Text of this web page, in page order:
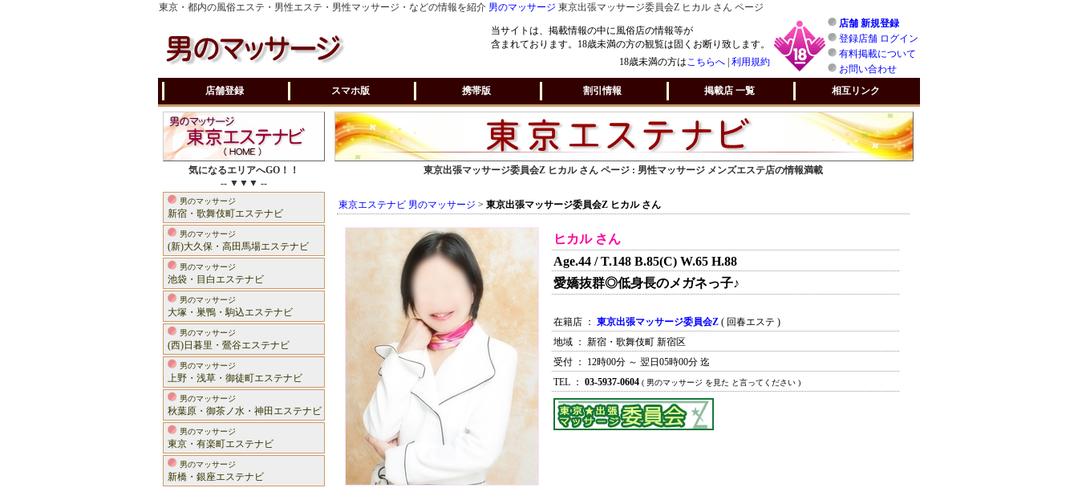
東京・都内の風俗エステ・男性エステ・男性マッサージ・などの情報を紹介 男のマッサージ 東京出張マッサージ委員会Z ヒカル さん ページ
当サイトは、掲載情報の中に風俗店の情報等が
含まれております。18歳未満の方の観覧は固くお断り致します。
18歳未満の方はこちらへ 利用規約
店舗 新規登録
登録店舗 ログイン
有料掲載について
お問い合わせ
店舗登録
スマホ版 携帯版 割引情報 掲載店 一覧 相互リンク
気になるエリアへGO！！
-- ▼▼▼ --
男のマッサージ
新宿・歌舞伎町エステナビ
男のマッサージ
(新)大久保・高田馬場エステナビ
男のマッサージ
池袋・目白エステナビ
男のマッサージ
大塚・巣鴨・駒込エステナビ
男のマッサージ
(西)日暮里・鶯谷エステナビ
男のマッサージ
上野・浅草・御徒町エステナビ
男のマッサージ
秋葉原・御茶ノ水・神田エステナビ
男のマッサージ
東京・有楽町エステナビ
男のマッサージ
新橋・銀座エステナビ
東京出張マッサージ委員会Z ヒカル さん ページ : 男性マッサージ メンズエステ店の情報満載
東京エステナビ 男のマッサージ > 東京出張マッサージ委員会Z ヒカル さん
ヒカル さん
Age.44 / T.148 B.85(C) W.65 H.88
愛嬌抜群◎低身長のメガネっ子♪
在籍店 ： 東京出張マッサージ委員会Z ( 回春エステ )
地域 ： 新宿・歌舞伎町 新宿区
受付 ： 12時00分 ～ 翌日05時00分 迄
TEL ： 03-5937-0604 ( 男のマッサージ を見た と言ってください )